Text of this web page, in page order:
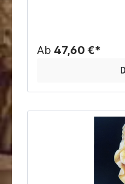
Ab 47,60 €*